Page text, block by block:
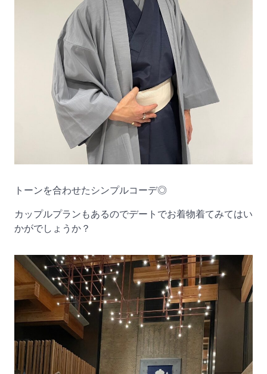
トーンを合わせたシンプルコーデ◎
カップルプランもあるのでデートでお着物着てみてはい
かがでしょうか？